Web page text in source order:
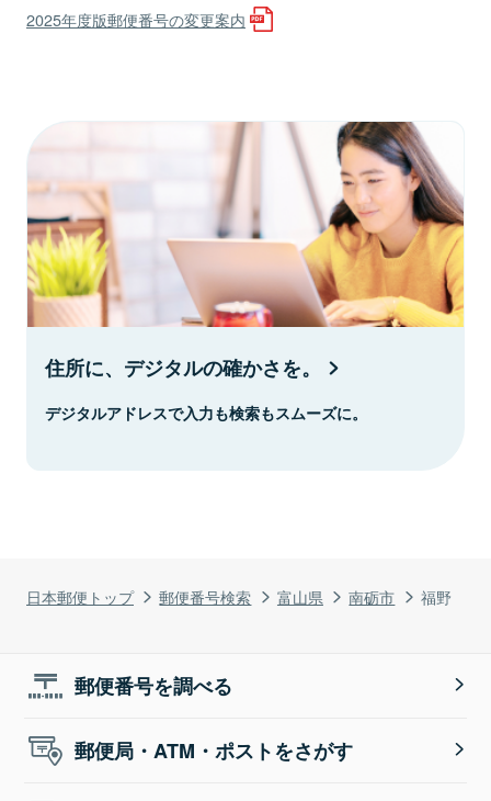
日本郵便トップ 郵便番号検索 富山県 南砺市 福野
2025年度版郵便番号の変更案内
住所に、デジタルの確かさを。
デジタルアドレスで入力も検索もスムーズに。
郵便番号を調べる
郵便局・ATM・ポストをさがす